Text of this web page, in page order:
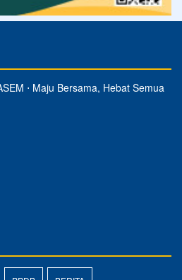
⋅ Maju Bersama, Hebat Semua